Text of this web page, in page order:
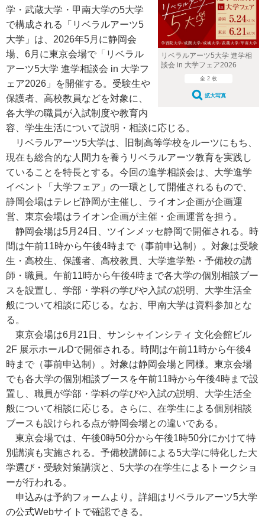
リベラルアーツ5大学 進学相
談会 in 大学フェア2026
全 2 枚
拡大写真
学・武蔵大学・甲南大学の5大学
で構成される「リベラルアーツ5
大学」は、2026年5月に静岡会
場、6月に東京会場で「リベラル
アーツ5大学 進学相談会 in 大学フ
ェア2026」を開催する。受験生や
保護者、高校教員などを対象に、
各大学の職員が入試制度や教育内
容、学生生活について説明・相談に応じる。
リベラルアーツ5大学は、旧制高等学校をルーツにもち、
現在も総合的な人間力を養うリベラルアーツ教育を実践し
ていることを特長とする。今回の進学相談会は、大学進学
イベント「大学フェア」の一環として開催されるもので、
静岡会場はテレビ静岡が主催し、ライオン企画が企画運
営、東京会場はライオン企画が主催・企画運営を担う。
静岡会場は5月24日、ツインメッセ静岡で開催される。時
間は午前11時から午後4時まで（事前申込制）。対象は受験
生・高校生、保護者、高校教員、大学進学塾・予備校の講
師・職員。午前11時から午後4時まで各大学の個別相談ブー
スを設置し、学部・学科の学びや入試の説明、大学生活全
般について相談に応じる。なお、甲南大学は資料参加とな
る。
東京会場は6月21日、サンシャインシティ 文化会館ビル
2F 展示ホールDで開催される。時間は午前11時から午後4
時まで（事前申込制）。対象は静岡会場と同様。東京会場
でも各大学の個別相談ブースを午前11時から午後4時まで設
置し、職員が学部・学科の学びや入試の説明、大学生活全
般について相談に応じる。さらに、在学生による個別相談
ブースも設けられる点が静岡会場との違いである。
東京会場では、午後0時50分から午後1時50分にかけて特
別講演も実施される。予備校講師による5大学に特化した大
学選び・受験対策講演と、5大学の在学生によるトークショ
ーが行われる。
申込みは予約フォームより。詳細はリベラルアーツ5大学
の公式Webサイトで確認できる。